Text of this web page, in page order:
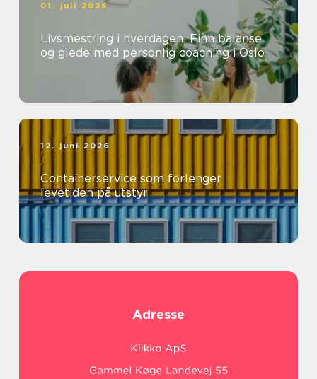
01. juli 2026
Livsmestring i hverdagen: Finn balanse
og glede med personlig coaching i Oslo
12. juni 2026
Containerservice som forlenger
levetiden på utstyr
Adresse